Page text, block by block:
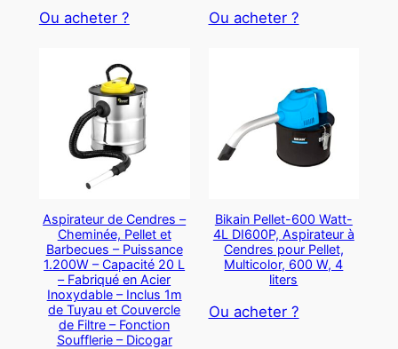
Ou acheter ? Ou acheter ?
Aspirateur de Cendres –
Cheminée, Pellet et
Barbecues – Puissance
1.200W – Capacité 20 L
– Fabriqué en Acier
Inoxydable – Inclus 1m
de Tuyau et Couvercle
de Filtre – Fonction
Soufflerie – Dicogar
Bikain Pellet-600 Watt-
4L DI600P, Aspirateur à
Cendres pour Pellet,
Multicolor, 600 W, 4
liters
Ou acheter ?